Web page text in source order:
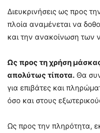
Διευκρινήσεις ως προς
πλοία αναμένεται να
και την ανακοίνωση των
Ως προς τη χρήση
απολύτως τίποτα. Θα
για επιβάτες και
όσο και στους
Ως προς την πληρότητα,